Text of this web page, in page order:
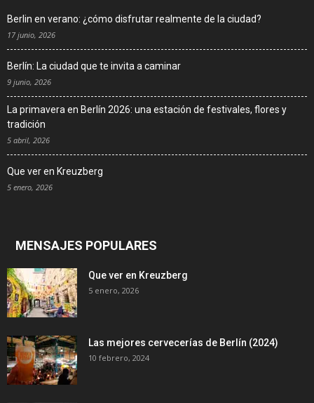
Berlin en verano: ¿cómo disfrutar realmente de la ciudad?
17 junio, 2026
Berlín: La ciudad que te invita a caminar
9 junio, 2026
La primavera en Berlín 2026: una estación de festivales, flores y
tradición
5 abril, 2026
Que ver en Kreuzberg
5 enero, 2026
MENSAJES POPULARES
Que ver en Kreuzberg
5 enero, 2026
Las mejores cervecerías de Berlín (2024)
10 febrero, 2024